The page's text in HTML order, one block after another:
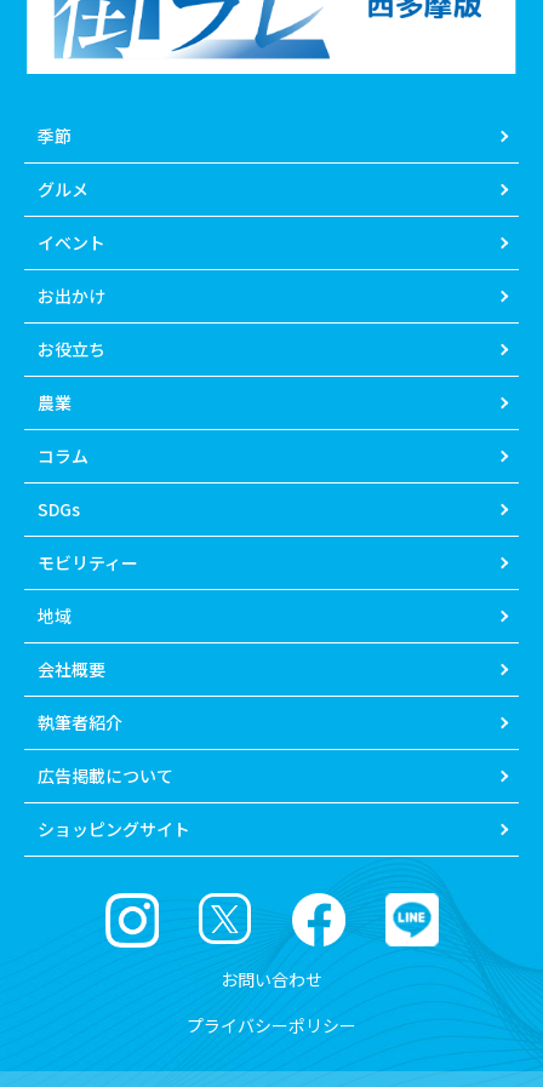
季節
グルメ
イベント
お出かけ
お役立ち
農業
コラム
SDGs
モビリティー
地域
会社概要
執筆者紹介
広告掲載について
ショッピングサイト
お問い合わせ
プライバシーポリシー